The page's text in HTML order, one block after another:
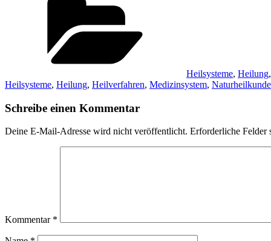
Heilsysteme, Heilung,
Heilsysteme, Heilung, Heilverfahren, Medizinsystem, Naturheilkunde
Schreibe einen Kommentar
Deine E-Mail-Adresse wird nicht veröffentlicht. Erforderliche Felder
Kommentar *